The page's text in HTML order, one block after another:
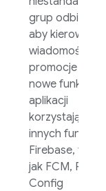
grup
aby kierować
wiadomości,
promocje lub
nowe funkcje
aplikacji
korzystające z
innych funkcji
Firebase,
jak FCM,
Config